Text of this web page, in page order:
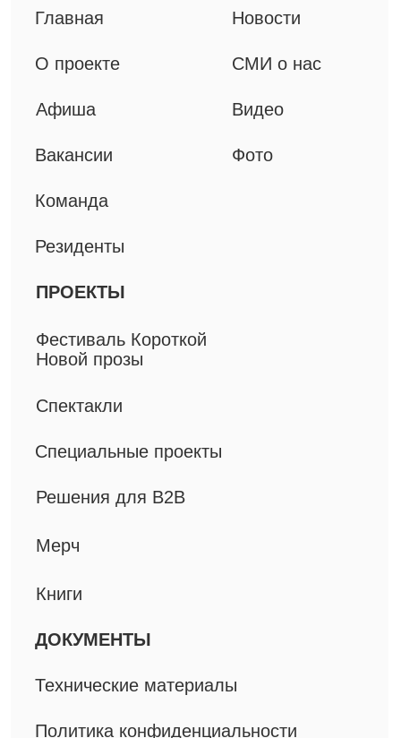
ИНН 781302163846
ДОКУМЕНТЫ
Технические материалы
Политика конфиденциальности